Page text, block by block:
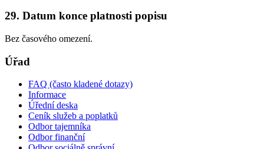
29. Datum konce platnosti popisu
Bez časového omezení.
Úřad
FAQ (často kladené dotazy)
Informace
Úřední deska
Ceník služeb a poplatků
Odbor tajemníka
Odbor finanční